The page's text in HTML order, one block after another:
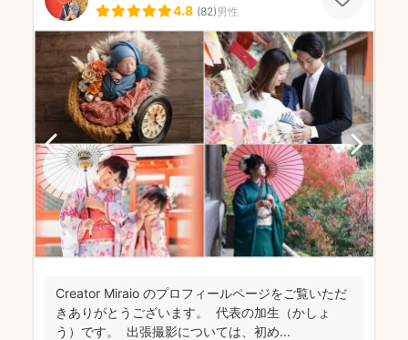
4.8 (82)男性
Creator Miraio のプロフィールページをご覧いただ
きありがとうございます。 代表の加生（かしょ
う）です。 出張撮影については、初め...